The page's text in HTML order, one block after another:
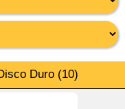
Duro (10)